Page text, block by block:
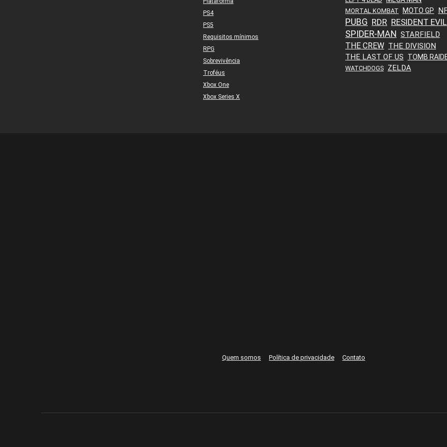
PS4
PS5
Requisitos mínimos
RPG
Sobrevivência
Troféus
Xbox One
Xbox Series X
MORTAL KOMBAT MOTO GP
PUBG RDR RESIDENT EVIL
SPIDER-MAN STARFIELD
THE CREW THE DIVISION
THE LAST OF US
TOMB
WATCHDOGS ZELDA
Quem somos Política de privacidade Contato